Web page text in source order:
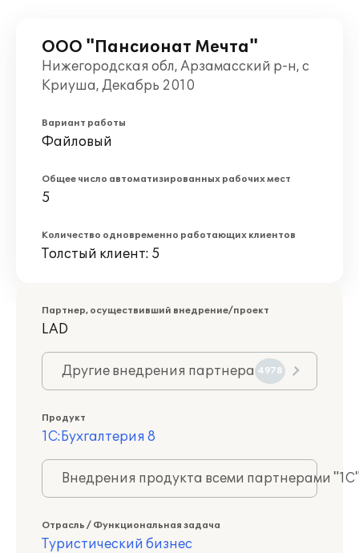
ООО "Пансионат Мечта"
Нижегородская обл, Арзамасский р-н, с
Криуша, Декабрь 2010
Вариант работы
Файловый
Общее число автоматизированных рабочих мест
5
Количество одновременно работающих клиентов
Толстый клиент: 5
Партнер, осуществивший внедрение/проект
LAD
Другие внедрения партнера 4978
Продукт
1С:Бухгалтерия 8
Внедрения продукта всеми партнерами
Отрасль / Функциональная задача
Туристический бизнес